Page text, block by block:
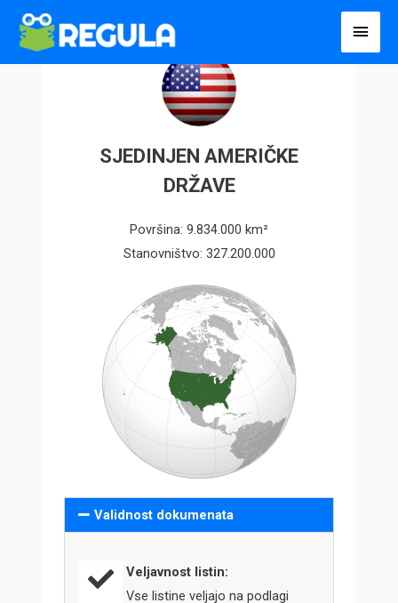
Пређи
SJEDINJEN AMERIČKE
DRŽAVE
Površina: 9.834.000 km²
Stanovništvo: 327.200.000
Validnost dokumenata
Veljavnost listin:
Vse listine veljajo na podlagi